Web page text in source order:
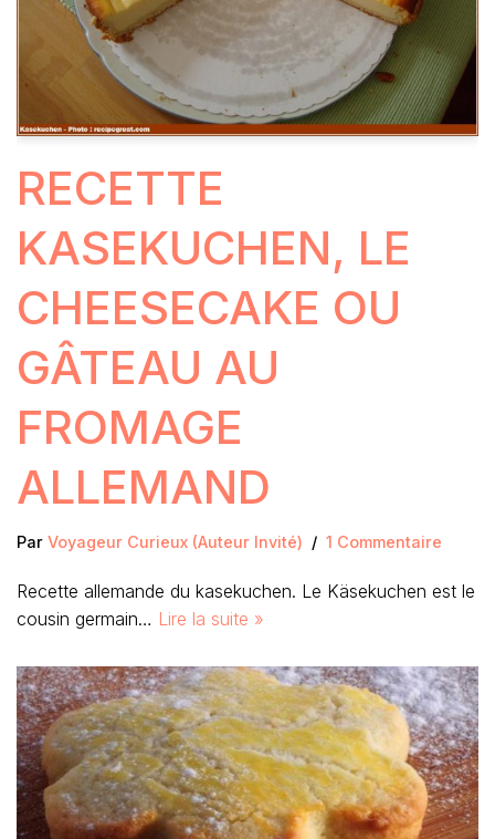
RECETTE
KASEKUCHEN, LE
CHEESECAKE OU
GÂTEAU AU
FROMAGE
ALLEMAND
Par Voyageur Curieux (Auteur Invité) 1 Commentaire
Recette allemande du kasekuchen. Le Käsekuchen est le
cousin germain… Lire la suite »